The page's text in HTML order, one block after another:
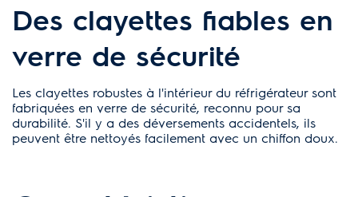
Des clayettes fiables en
verre de sécurité
Les clayettes robustes à l'intérieur du réfrigérateur sont
fabriquées en verre de sécurité, reconnu pour sa
durabilité. S'il y a des déversements accidentels, ils
peuvent être nettoyés facilement avec un chiffon doux.